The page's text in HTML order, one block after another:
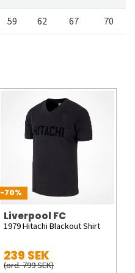
59 62 67 70
-70%
Liverpool FC
1979 Hitachi Blackout Shirt
239 SEK
(ord. 799 SEK)